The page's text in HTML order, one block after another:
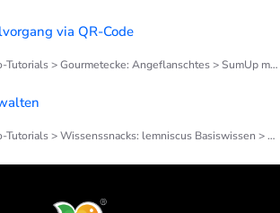
via QR-Code
> Gourmetecke: Angeflanschtes > SumUp mit lemniscus
> Wissenssnacks: lemniscus Basiswissen > Finetuning deines lemniscus